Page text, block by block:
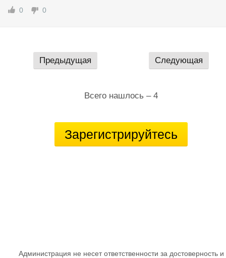
0 0
Предыдущая Следующая
Всего нашлось – 4
Зарегистрируйтесь
Администрация не несет ответственности за достоверность и